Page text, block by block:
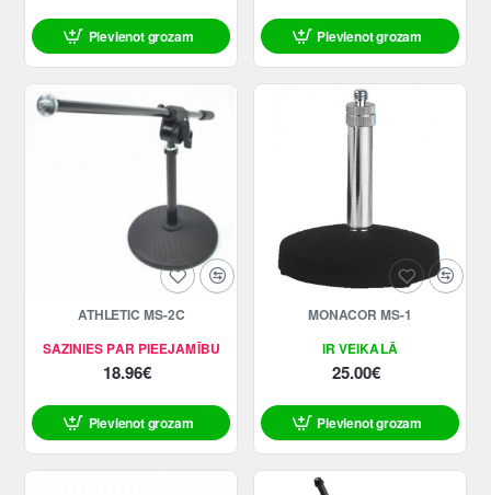
Pievienot grozam Pievienot grozam
SAZINIES PAR PIEEJAMĪBU
ATHLETIC MS-2C
18.96€
Pievienot grozam
IR VEIKALĀ
MONACOR MS-1
25.00€
Pievienot grozam